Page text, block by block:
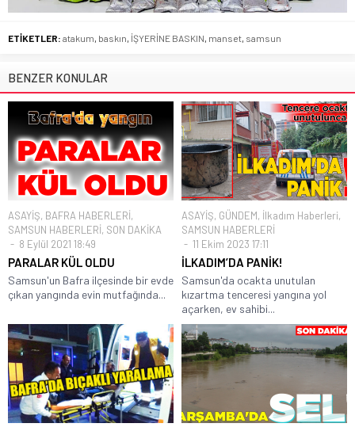
ETİKETLER: atakum baskın İŞYERİNE BASKIN manset samsun
BENZER KONULAR
ASAYİŞ, BAFRA HABERLERİ,
SAMSUN HABERLERİ, SON DAKİKA
8 Eylül 2021 18:49
PARALAR KÜL OLDU
Samsun'un Bafra ilçesinde bir evde
çıkan yangında evin mutfağında...
ASAYİŞ, GÜNDEM, İlkadım Haberleri,
SAMSUN HABERLERİ
11 Ekim 2023 17:11
İLKADIM’DA PANİK!
Samsun'da ocakta unutulan
kızartma tenceresi yangına yol
açarken, ev sahibi...